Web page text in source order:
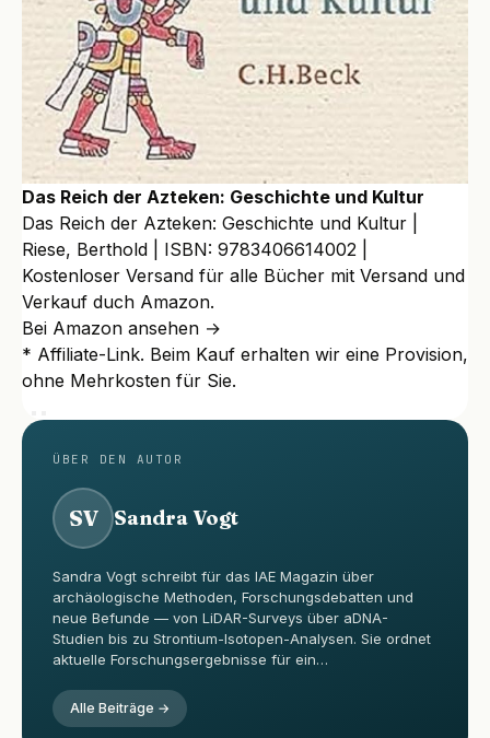
Das Reich der Azteken: Geschichte und Kultur
Das Reich der Azteken: Geschichte und Kultur |
Riese, Berthold | ISBN: 9783406614002 |
Kostenloser Versand für alle Bücher mit Versand und
Verkauf duch Amazon.
Bei Amazon ansehen →
* Affiliate-Link. Beim Kauf erhalten wir eine Provision,
ohne Mehrkosten für Sie.
ÜBER DEN AUTOR
SV Sandra Vogt
Sandra Vogt schreibt für das IAE Magazin über
archäologische Methoden, Forschungsdebatten und
neue Befunde — von LiDAR-Surveys über aDNA-
Studien bis zu Strontium-Isotopen-Analysen. Sie ordnet
aktuelle Forschungsergebnisse für ein…
Alle Beiträge →